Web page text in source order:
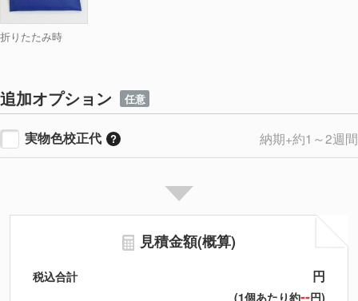
折りたたみ時
追加オプション 任意
実物色校正代 納期+約1～2週間
見積金額(概算)
税込合計 円
(1個あたり約--円)